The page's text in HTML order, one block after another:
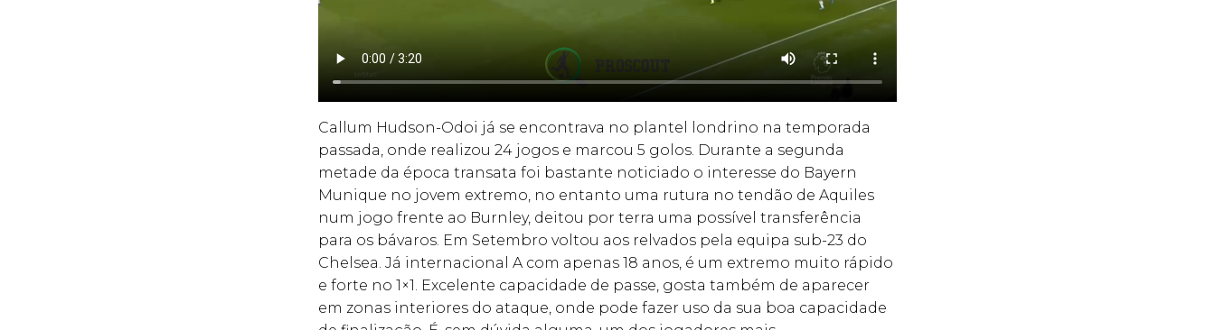
Callum Hudson-Odoi já se encontrava no plantel londrino na temporada
passada, onde realizou 24 jogos e marcou 5 golos. Durante a segunda
metade da época transata foi bastante noticiado o interesse do Bayern
Munique no jovem extremo, no entanto uma rutura no tendão de Aquiles
num jogo frente ao Burnley, deitou por terra uma possível transferência
para os bávaros. Em Setembro voltou aos relvados pela equipa sub-23 do
Chelsea. Já internacional A com apenas 18 anos, é um extremo muito rápido
e forte no 1×1. Excelente capacidade de passe, gosta também de aparecer
em zonas interiores do ataque, onde pode fazer uso da sua boa capacidade